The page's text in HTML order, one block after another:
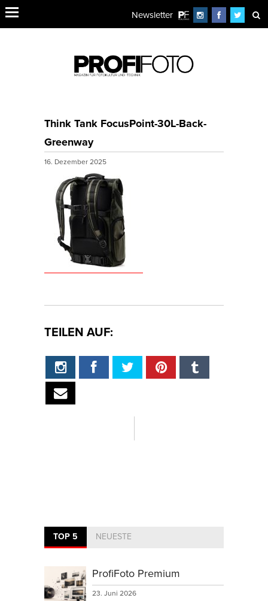
Newsletter
Think Tank FocusPoint-30L-Back-
Greenway
16. Dezember 2025
TEILEN AUF:
TOP 5 NEUESTE
ProfiFoto Premium
23. Juni 2026